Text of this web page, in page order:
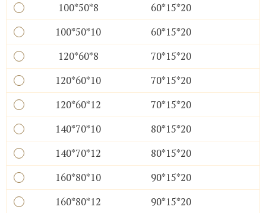
100*50*8
60*15*20
100*50*10
60*15*20
120*60*8
70*15*20
120*60*10
70*15*20
120*60*12
70*15*20
140*70*10
80*15*20
140*70*12
80*15*20
160*80*10
90*15*20
160*80*12
90*15*20